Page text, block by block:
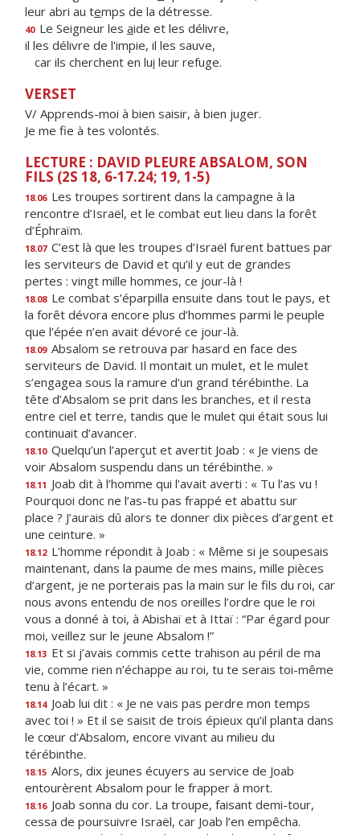
leur abri au temps de la détresse.
40 Le Seigneur les aide et les délivre,
il les délivre de l'impie, il les sauve,
car ils cherchent en lui leur refuge.
VERSET
V/ Apprends-moi à bien saisir, à bien juger.
Je me fie à tes volontés.
LECTURE : DAVID PLEURE ABSALOM, SON
FILS (2S 18, 6-17.24; 19, 1-5)
18.06 Les troupes sortirent dans la campagne à la
rencontre d’Israël, et le combat eut lieu dans la forêt
d’Éphraïm.
18.07 C’est là que les troupes d’Israël furent battues par
les serviteurs de David et qu’il y eut de grandes
pertes : vingt mille hommes, ce jour-là !
18.08 Le combat s’éparpilla ensuite dans tout le pays, et
la forêt dévora encore plus d’hommes parmi le peuple
que l’épée n’en avait dévoré ce jour-là.
18.09 Absalom se retrouva par hasard en face des
serviteurs de David. Il montait un mulet, et le mulet
s’engagea sous la ramure d’un grand térébinthe. La
tête d’Absalom se prit dans les branches, et il resta
entre ciel et terre, tandis que le mulet qui était sous lui
continuait d’avancer.
18.10 Quelqu’un l’aperçut et avertit Joab : « Je viens de
voir Absalom suspendu dans un térébinthe. »
18.11 Joab dit à l’homme qui l’avait averti : « Tu l’as vu !
Pourquoi donc ne l’as-tu pas frappé et abattu sur
place ? J’aurais dû alors te donner dix pièces d’argent et
une ceinture. »
18.12 L’homme répondit à Joab : « Même si je soupesais
maintenant, dans la paume de mes mains, mille pièces
d’argent, je ne porterais pas la main sur le fils du roi, car
nous avons entendu de nos oreilles l’ordre que le roi
vous a donné à toi, à Abishaï et à Ittaï : “Par égard pour
moi, veillez sur le jeune Absalom !”
18.13 Et si j’avais commis cette trahison au péril de ma
vie, comme rien n’échappe au roi, tu te serais toi-même
tenu à l’écart. »
18.14 Joab lui dit : « Je ne vais pas perdre mon temps
avec toi ! » Et il se saisit de trois épieux qu’il planta dans
le cœur d’Absalom, encore vivant au milieu du
térébinthe.
18.15 Alors, dix jeunes écuyers au service de Joab
entourèrent Absalom pour le frapper à mort.
18.16 Joab sonna du cor. La troupe, faisant demi-tour,
cessa de poursuivre Israël, car Joab l’en empêcha.